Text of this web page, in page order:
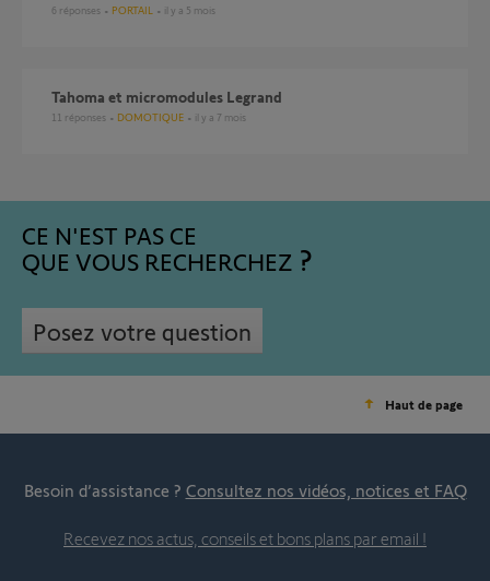
6 réponses PORTAIL il y a 5 mois
Tahoma et micromodules Legrand
11 réponses DOMOTIQUE il y a 7 mois
CE N'EST PAS CE
QUE VOUS RECHERCHEZ
Posez votre question
Haut de page
Besoin d’assistance ? Consultez nos vidéos, notices et FAQ
Recevez nos actus, conseils et bons plans par email !